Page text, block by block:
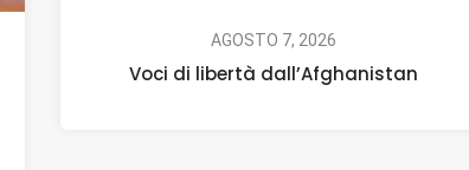
AGOSTO 7, 2026
Voci di libertà dall’Afghanistan